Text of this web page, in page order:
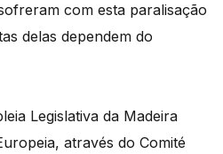
com esta paralisação
delas dependem do
Legislativa da Madeira
através do Comité